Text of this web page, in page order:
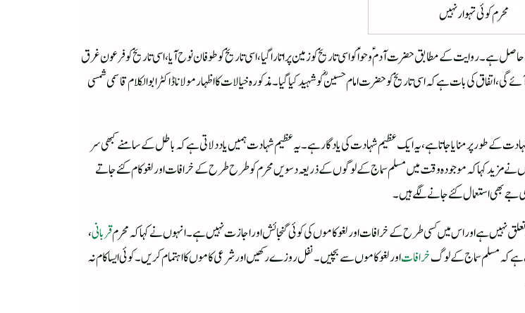
محرم کوئی تہوار نہیں
ہے۔ روایت کے مطابق حضرت آدمؑ وحواؑ کو اسی تاریخ کو زمین پر اتارا گیا، اسی تاریخ کو طوفان نوح آیا، اسی تاریخ کو فرعون غرق
اتفاق کی بات ہے کہ اسی تاریخ کو حضرت امام حسینؓ کو شہید کیا گیا۔ مذکورہ خیالات کا اظہار مولانا ڈاکٹر ابوالکلام قاسمی شمسی
کے طور پر منایا جاتا ہے،یہ ایک عظیم شہادت کی یادگار ہے۔ یہ عظیم شہادت ہمیں یاد دلاتی ہے کہ باطل کے سامنے کبھی سر
نے مزید کہا کہ موجودہ وقت میں مسلم سماج کے لوگوں کے ذریعہ دسویں محرم کوطرح طرح کے خرافات اور لغو کام کئے جاتے
بھی استعمال کئے جانے لگے ہیں۔
نہیں ہے اور اس میں کسی طرح کے خرافات اور لغو کاموں کی کوئی گنجائش اور اجازت نہیں ہے۔ انہوں نے کہا کہ محرمقربانی،
ہے کہ مسلم سماج کے لوگخرافاتاور لغوکاموں سے بچیں۔ نفل روزے رکھیں اور شرعی کاموں کا اہتمام کریں۔ کوئی ایسا کام نہ